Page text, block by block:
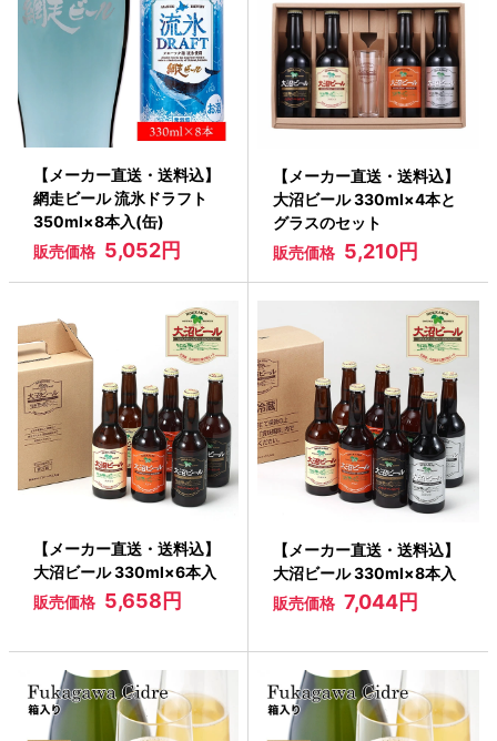
【メーカー直送・送料込】
網走ビール 流氷ドラフト
350ml×8本入(缶)
販売価格 5,052円
【メーカー直送・送料込】
大沼ビール 330ml×4本と
グラスのセット
販売価格 5,210円
【メーカー直送・送料込】
大沼ビール 330ml×6本入
販売価格 5,658円
【メーカー直送・送料込】
大沼ビール 330ml×8本入
販売価格 7,044円